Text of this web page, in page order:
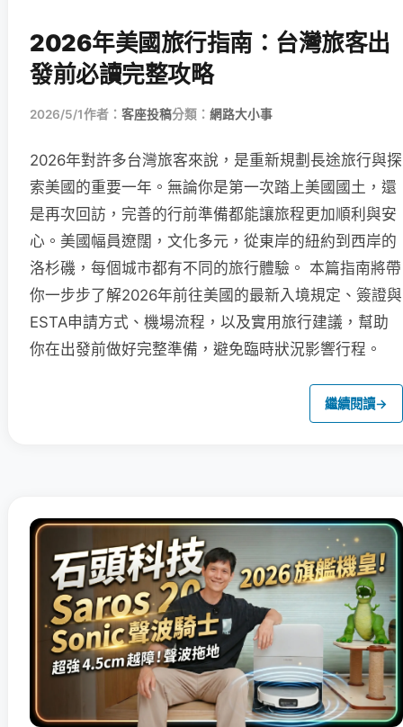
2026年美國旅行指南：台灣旅客出
發前必讀完整攻略
2026/5/1作者： 客座投稿分類： 網路大小事
2026年對許多台灣旅客來說，是重新規劃長途旅行與探
索美國的重要一年。無論你是第一次踏上美國國土，還
是再次回訪，完善的行前準備都能讓旅程更加順利與安
心。美國幅員遼闊，文化多元，從東岸的紐約到西岸的
洛杉磯，每個城市都有不同的旅行體驗。 本篇指南將帶
你一步步了解2026年前往美國的最新入境規定、簽證與
ESTA申請方式、機場流程，以及實用旅行建議，幫助
你在出發前做好完整準備，避免臨時狀況影響行程。
繼續閱讀→